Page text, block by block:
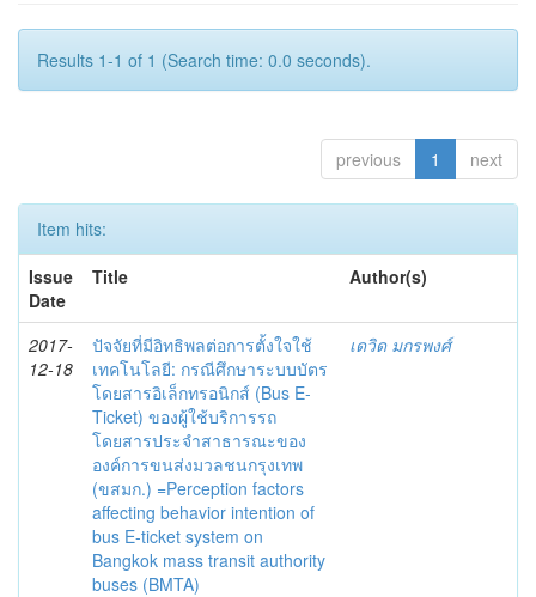
Results 1-1 of 1 (Search time: 0.0 seconds).
previous 1 next
Item hits:
Issue
Date
Title Author(s)
2017-
12-18
ปัจจัยที่มีอิทธิพลต่อการตั้งใจใช้
เทคโนโลยี: กรณีศึกษาระบบบัตร
โดยสารอิเล็กทรอนิกส์ (Bus E-
Ticket) ของผู้ใช้บริการรถ
โดยสารประจำสาธารณะของ
องค์การขนส่งมวลชนกรุงเทพ
(ขสมก.) =Perception factors
affecting behavior intention of
bus E-ticket system on
Bangkok mass transit authority
buses (BMTA)
เดวิด มกรพงศ์